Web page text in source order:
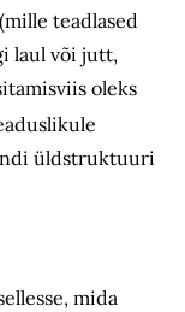
teadlased
laul või jutt,
oleks
üldstruktuuri
mida